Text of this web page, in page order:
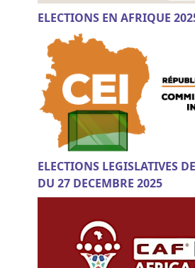
ELECTIONS EN AFRIQUE
ELECTIONS LEGISLATIVES
DU 27 DECEMBRE 2025